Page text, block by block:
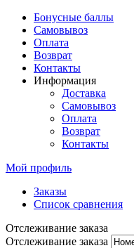
Бонусные баллы
Самовывоз
Оплата
Возврат
Контакты
Информация
Доставка
Самовывоз
Оплата
Возврат
Контакты
Мой профиль
Заказы
Список сравнения
Отслеживание заказа
Отслеживание заказа